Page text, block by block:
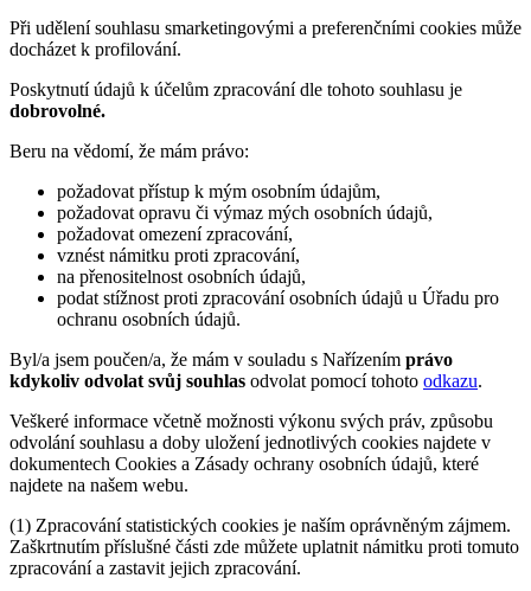
Při udělení souhlasu smarketingovými a preferenčními cookies může
docházet k profilování.
Poskytnutí údajů k účelům zpracování dle tohoto souhlasu je
dobrovolné.
Beru na vědomí, že mám právo:
požadovat přístup k mým osobním údajům,
požadovat opravu či výmaz mých osobních údajů,
požadovat omezení zpracování,
vznést námitku proti zpracování,
na přenositelnost osobních údajů,
podat stížnost proti zpracování osobních údajů u Úřadu pro
ochranu osobních údajů.
Byl/a jsem poučen/a, že mám v souladu s Nařízením právo
kdykoliv odvolat svůj souhlas odvolat pomocí tohoto odkazu.
Veškeré informace včetně možnosti výkonu svých práv, způsobu
odvolání souhlasu a doby uložení jednotlivých cookies najdete v
dokumentech Cookies a Zásady ochrany osobních údajů, které
najdete na našem webu.
(1) Zpracování statistických cookies je naším oprávněným zájmem.
Zaškrtnutím příslušné části zde můžete uplatnit námitku proti tomuto
zpracování a zastavit jejich zpracování.